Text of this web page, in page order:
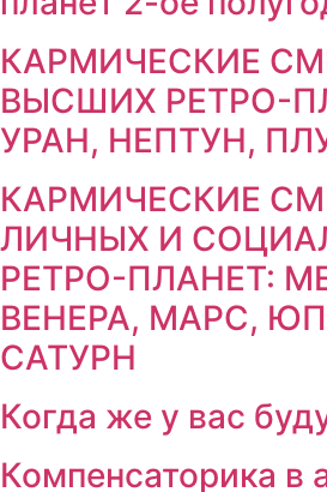
КАРМИЧЕСКИЕ
ВЫСШИХ РЕТРО-
УРАН, НЕПТУН,
КАРМИЧЕСКИЕ
ЛИЧНЫХ И
РЕТРО-ПЛАНЕТ:
ВЕНЕРА, МАРС,
САТУРН
Когда же у вас
Компенсаторика в